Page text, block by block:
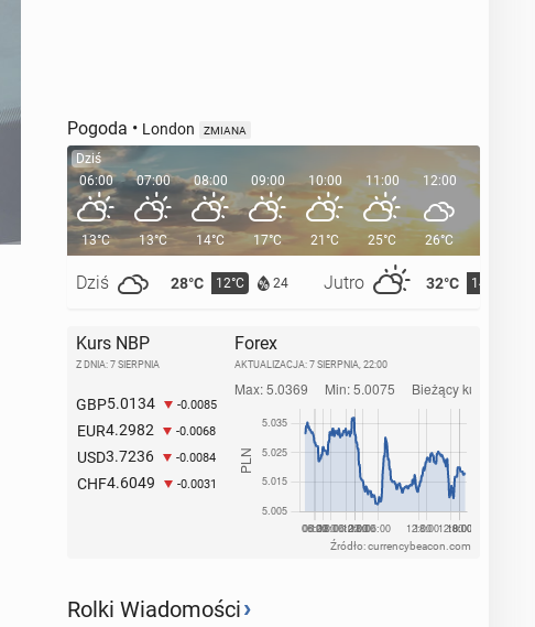
Pogoda • London ZMIANA
Dziś
06:00
13°C
Dziś 28°C 12°C 24 Jutro 32°C 14°C
07:00
13°C
08:00
14°C
09:00
17°C
10:00
21°C
11:00
25°C
12:00
26°C
13:00
Kurs NBP
Z DNIA: 7 SIERPNIA
GBP5.0134 -0.0085
EUR4.2982 -0.0068
USD3.7236 -0.0084
CHF4.6049 -0.0031
Forex
AKTUALIZACJA: 7 SIERPNIA, 22:00
Źródło: currencybeacon.com
Rolki Wiadomości›